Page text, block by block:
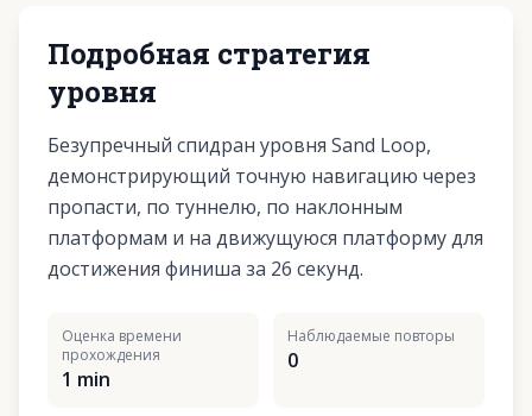
Подробная стратегия
уровня
Безупречный спидран уровня Sand Loop,
демонстрирующий точную навигацию через
пропасти, по туннелю, по наклонным
платформам и на движущуюся платформу для
достижения финиша за 26 секунд.
Оценка времени
прохождения
1 min
Наблюдаемые повторы
0